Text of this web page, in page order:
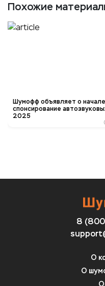
Похожие
Шумофф объявляет о
спонсирование
2025
8
О
О